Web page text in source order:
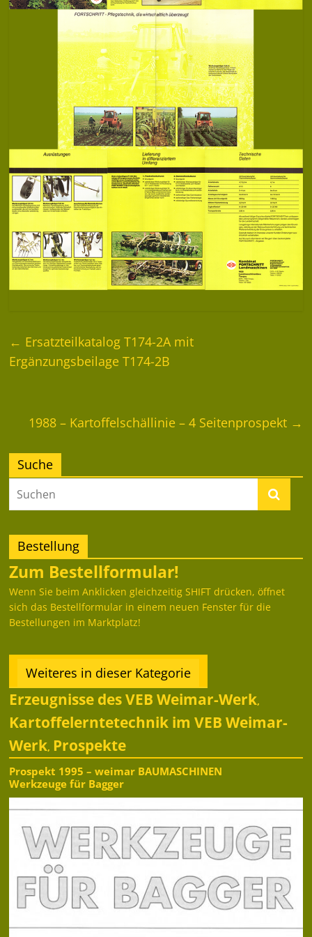
← Ersatzteilkatalog T174-2A mit
Ergänzungsbeilage T174-2B
1988 – Kartoffelschällinie – 4 Seitenprospekt →
Suche
Bestellung
Zum Bestellformular!
Wenn Sie beim Anklicken gleichzeitig SHIFT drücken, öffnet
sich das Bestellformular in einem neuen Fenster für die
Bestellungen im Marktplatz!
Weiteres in dieser Kategorie
Erzeugnisse des VEB Weimar-Werk,
Kartoffelerntetechnik im VEB Weimar-
Werk, Prospekte
Prospekt 1995 – weimar BAUMASCHINEN
Werkzeuge für Bagger